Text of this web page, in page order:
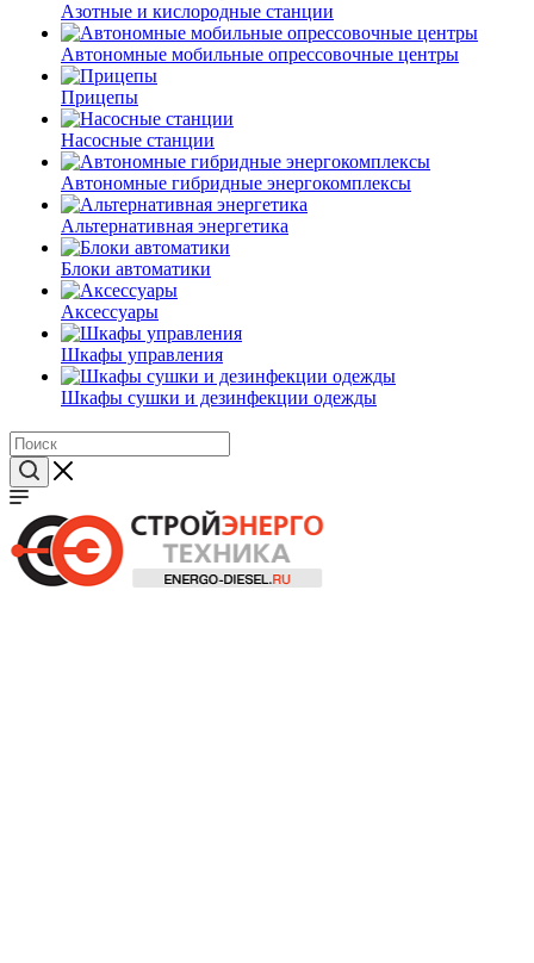
Азотные и кислородные станции
Автономные мобильные опрессовочные центры
Прицепы
Насосные станции
Автономные гибридные энергокомплексы
Альтернативная энергетика
Блоки автоматики
Аксессуары
Шкафы управления
Шкафы сушки и дезинфекции одежды